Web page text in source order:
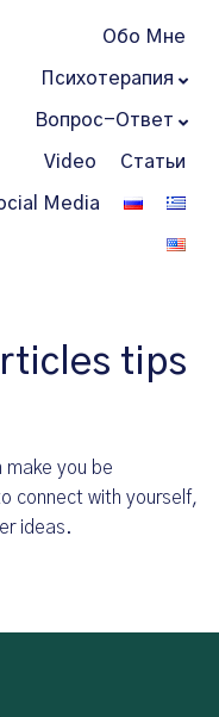
Обо Мне
Психотерапия
Вопрос-Ответ
Video Статьи
Media
tips
you be
connect with yourself,
ideas.